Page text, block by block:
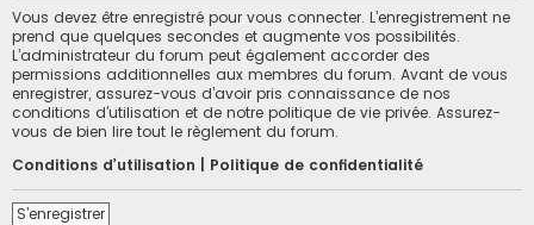
Vous devez être enregistré pour vous connecter. L’enregistrement ne
prend que quelques secondes et augmente vos possibilités.
L’administrateur du forum peut également accorder des
permissions additionnelles aux membres du forum. Avant de vous
enregistrer, assurez-vous d’avoir pris connaissance de nos
conditions d’utilisation et de notre politique de vie privée. Assurez-
vous de bien lire tout le règlement du forum.
Conditions d’utilisation
Politique de confidentialité
S’enregistrer